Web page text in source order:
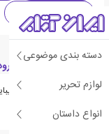
دسته بندی موضوعی
لوازم تحریر
انواع داستان
دهه 2020 میلادی
قسمت هایی از کتاب
محاصره می شوم در